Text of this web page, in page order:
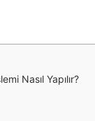
Nasıl Yapılır?